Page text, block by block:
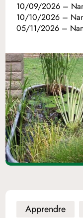
10/09/2026 –
10/10/2026 –
05/11/2026 –
Apprendre